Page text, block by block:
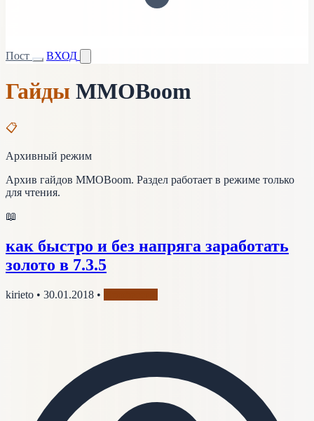
Пост ВХОД
Гайды MMOBoom
📋
Архивный режим
Архив гайдов MMOBoom. Раздел работает в режиме только
для чтения.
📖
как быстро и без напряга заработать
золото в 7.3.5
kirieto • 30.01.2018 •